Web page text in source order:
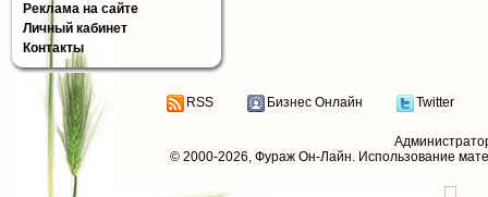
Реклама на сайте
Личный кабинет
Контакты
RSS Бизнес Онлайн Twitter
© 2000-2026, Фураж Он-Лайн. Использование